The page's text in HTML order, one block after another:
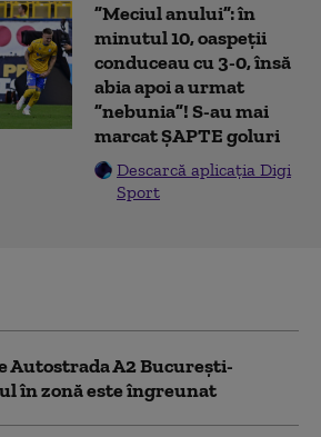
”Meciul anului”: în
minutul 10, oaspeții
conduceau cu 3-0, însă
abia apoi a urmat
”nebunia”! S-au mai
marcat ȘAPTE goluri
Descarcă aplicația Digi
Sport
Autostrada A2 București-
în zonă este îngreunat